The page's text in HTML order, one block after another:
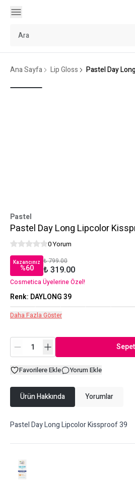
Ana Sayfa Lip Gloss Pastel Day
Pastel
Pastel Day Long Lipcolor
0 Yorum
Kazancınız
%60
₺ 799.00
₺ 319.00
Cosmetica Üyelerine Özel!
Renk: DAYLONG 39
Daha Fazla Göster
Favorilere Ekle Yorum Ekle
Ürün Hakkında Yorumlar
Pastel Day Long Lipcolor Kissproof 39